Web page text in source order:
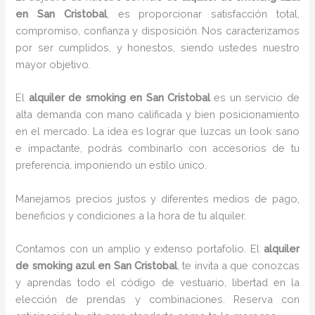
en San Cristobal, es proporcionar satisfacción total,
compromiso, confianza y disposición. Nos caracterizamos
por ser cumplidos, y honestos, siendo ustedes nuestro
mayor objetivo.
El alquiler de smoking en San Cristobales un servicio de
alta demanda con mano calificada y bien posicionamiento
en el mercado. La idea es lograr que luzcas un look sano
e impactante, podrás combinarlo con accesorios de tu
preferencia, imponiendo un estilo único.
Manejamos precios justos y diferentes medios de pago,
beneficios y condiciones a la hora de tu alquiler.
Contamos con un amplio y extenso portafolio. El alquiler
de smoking azul en San Cristobal, te invita a que conozcas
y aprendas todo el código de vestuario, libertad en la
elección de prendas y combinaciones. Reserva con